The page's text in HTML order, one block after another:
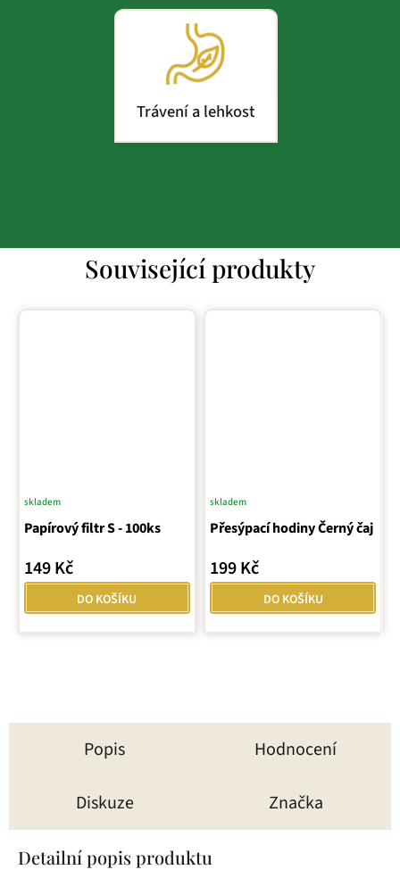
Trávení a lehkost
Související produkty
Papírový filtr S - 100ks
skladem
149 Kč
DO KOŠÍKU
Přesýpací hodiny Černý čaj
skladem
199 Kč
DO KOŠÍKU
Popis Hodnocení
Diskuze Značka
Detailní popis produktu